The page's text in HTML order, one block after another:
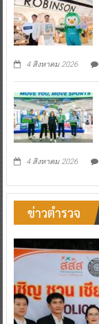
4 สิงหาคม 2026
4 สิงหาคม 2026
ข่าวตำรวจ